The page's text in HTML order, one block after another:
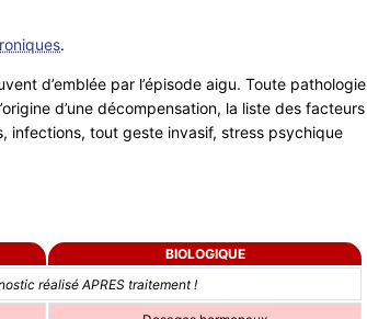
.
d’emblée par l’épisode aigu. Toute pathologie
d’une décompensation, la liste des facteurs
infections, tout geste invasif, stress psychique
BIOLOGIQUE
réalisé APRES traitement !